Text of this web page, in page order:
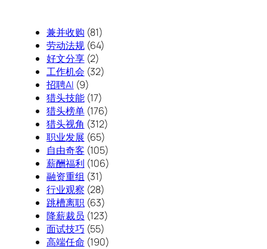
兼并收购 (81)
劳动法规(64)
好文分享(2)
工作机会 (32)
招聘AI (9)
猎头技能(17)
猎头榜单(176)
猎头视角 (312)
职业发展 (65)
自由奇客 (105)
薪酬福利 (106)
融资重组 (31)
行业观察 (28)
跳槽离职(63)
降薪裁员 (123)
面试技巧 (55)
高端任命 (190)